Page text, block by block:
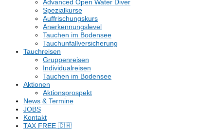
Advanced Open Water Diver
Spezialkurse
Auffrischungskurs
Anerkennungslevel
Tauchen im Bodensee
Tauchunfallversicherung
Tauchreisen
Gruppenreisen
Individualreisen
Tauchen im Bodensee
Aktionen
Aktionsprospekt
News & Termine
JOBS
Kontakt
TAX FREE 🇨🇭